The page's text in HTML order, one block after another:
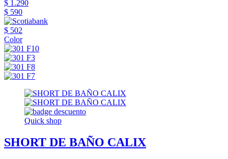
$ 1.290
$ 590
$ 502
Color
Quick shop
SHORT DE BAÑO CALIX